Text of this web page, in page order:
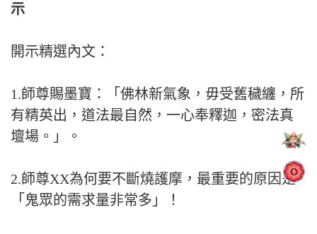
示
開示精選內文：
1.師尊賜墨寶：「佛林新氣象，毋受舊穢纏，所
有精英出，道法最自然，一心奉釋迦，密法真
壇場。」。
2.師尊XX為何要不斷燒護摩，最重要的原因是
「鬼眾的需求量非常多」！